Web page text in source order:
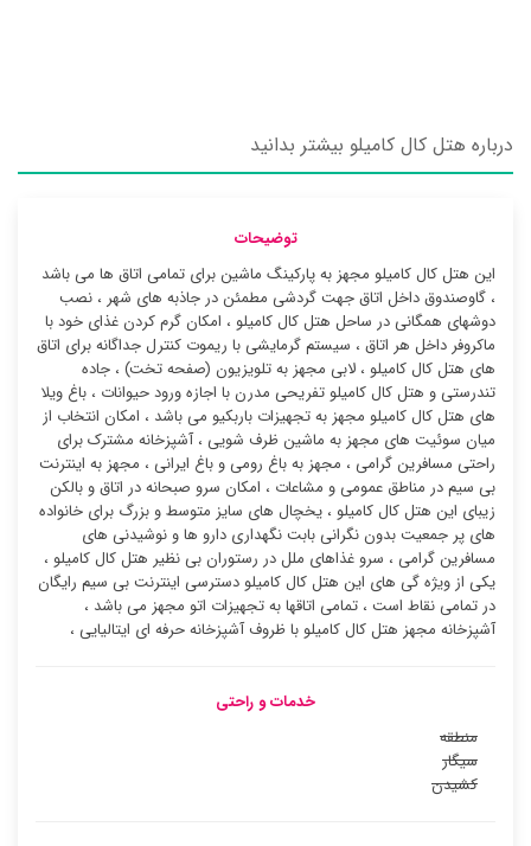
درباره هتل کال کامیلو بیشتر بدانید
توضیحات
این هتل کال کامیلو مجهز به پارکینگ ماشین برای تمامی اتاق ها می باشد
، گاوصندوق داخل اتاق جهت گردشی مطمئن در جاذبه های شهر ، نصب
دوشهای همگانی در ساحل هتل کال کامیلو ، امکان گرم کردن غذای خود با
ماکروفر داخل هر اتاق ، سیستم گرمایشی با ریموت کنترل جداگانه برای اتاق
های هتل کال کامیلو ، لابی مجهز به تلویزیون (صفحه تخت) ، جاده
تندرستی و هتل کال کامیلو تفریحی مدرن با اجازه ورود حیوانات ، باغ ویلا
های هتل کال کامیلو مجهز به تجهیزات باربکیو می باشد ، امکان انتخاب از
میان سوئیت ‌های مجهز به ماشین ظرف شویی ، آشپزخانه مشترک برای
راحتی مسافرین گرامی ، مجهز به باغ رومی و باغ ایرانی ، مجهز به اینترنت
بی سیم در مناطق عمومی و مشاعات ، امکان سرو صبحانه در اتاق و بالکن
زیبای این هتل کال کامیلو ، یخچال های سایز متوسط و بزرگ برای خانواده
های پر جمعیت بدون نگرانی بابت نگهداری دارو ها و نوشیدنی های
مسافرین گرامی ، سرو غذاهای ملل در رستوران بی نظیر هتل کال کامیلو ،
یکی از ویژه گی های این هتل کال کامیلو دسترسی اینترنت بی سیم رایگان
در تمامی نقاط است ، تمامی اتاقها به تجهیزات اتو مجهز می باشد ،
آشپزخانه مجهز هتل کال کامیلو با ظروف آشپزخانه حرفه ای ایتالیایی ،
خدمات و راحتی
منطقه
سیگار
کشیدن